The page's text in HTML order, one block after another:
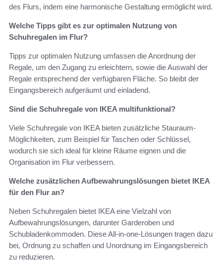
des Flurs, indem eine harmonische Gestaltung ermöglicht wird.
Welche Tipps gibt es zur optimalen Nutzung von
Schuhregalen im Flur?
Tipps zur optimalen Nutzung umfassen die Anordnung der
Regale, um den Zugang zu erleichtern, sowie die Auswahl der
Regale entsprechend der verfügbaren Fläche. So bleibt der
Eingangsbereich aufgeräumt und einladend.
Sind die Schuhregale von IKEA multifunktional?
Viele Schuhregale von IKEA bieten zusätzliche Stauraum-
Möglichkeiten, zum Beispiel für Taschen oder Schlüssel,
wodurch sie sich ideal für kleine Räume eignen und die
Organisation im Flur verbessern.
Welche zusätzlichen Aufbewahrungslösungen bietet IKEA
für den Flur an?
Neben Schuhregalen bietet IKEA eine Vielzahl von
Aufbewahrungslösungen, darunter Garderoben und
Schubladenkommoden. Diese All-in-one-Lösungen tragen dazu
bei, Ordnung zu schaffen und Unordnung im Eingangsbereich
zu reduzieren.